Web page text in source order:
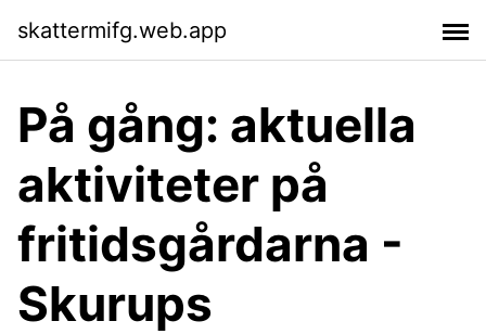
skattermifg.web.app
På gång: aktuella
aktiviteter på
fritidsgårdarna -
Skurups